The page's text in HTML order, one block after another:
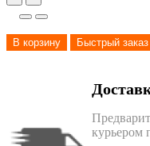
В корзину Быстрый заказ
курьером